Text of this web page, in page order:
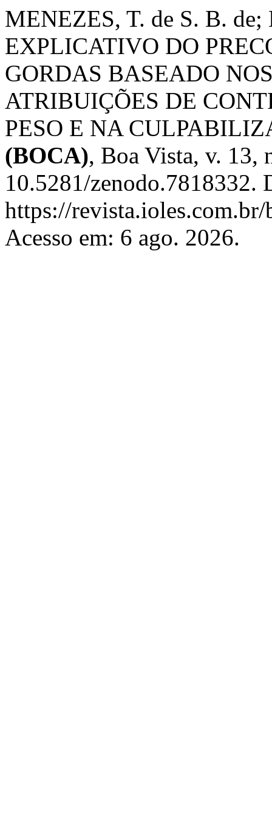
MENEZES, T. de S. B.
EXPLICATIVO DO
GORDAS BASEADO
ATRIBUIÇÕES DE
PESO E NA
(BOCA), Boa Vista, v. 13,
10.5281/zenodo.7818332.
https://
Acesso em: 6 ago. 2026.